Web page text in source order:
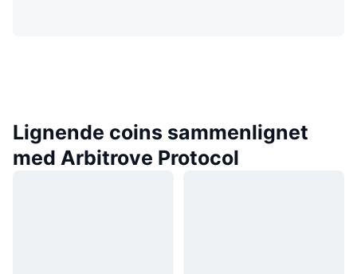
Lignende coins sammenlignet
med Arbitrove Protocol